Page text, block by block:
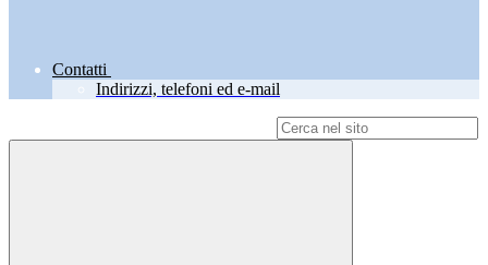
Contatti
Indirizzi, telefoni ed e-mail